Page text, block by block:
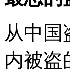
从中国
内被盗